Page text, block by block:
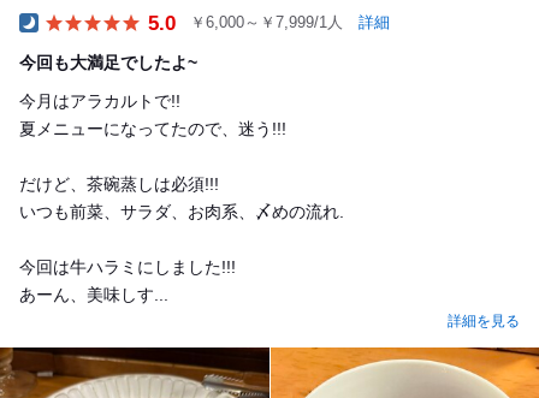
5.0 ￥6,000～￥7,999/1人 詳細
今回も大満足でしたよ~
今月はアラカルトで!!
夏メニューになってたので、迷う!!!
だけど、茶碗蒸しは必須!!!
いつも前菜、サラダ、お肉系、〆めの流れ.
今回は牛ハラミにしました!!!
あーん、美味しす...
詳細を見る